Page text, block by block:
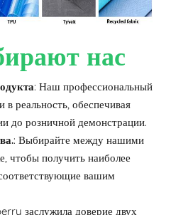
нас
: Наш профессиональный
реальность, обеспечивая
до розничной демонстрации.
: Выбирайте между нашими
чтобы получить наиболее
вашим
заслужила доверие двух